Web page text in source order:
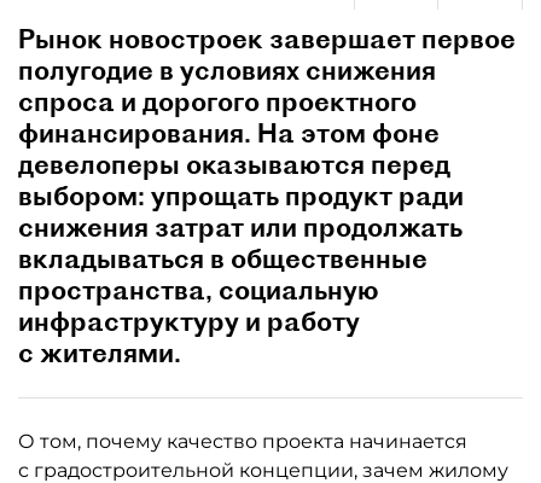
Рынок новостроек завершает первое
полугодие в условиях снижения
спроса и дорогого проектного
финансирования. На этом фоне
девелоперы оказываются перед
выбором: упрощать продукт ради
снижения затрат или продолжать
вкладываться в общественные
пространства, социальную
инфраструктуру и работу
с жителями.
О том, почему качество проекта начинается
с градостроительной концепции, зачем жилому